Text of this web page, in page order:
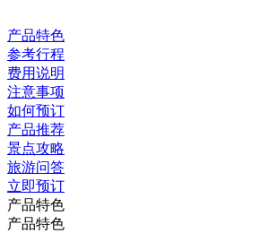
产品特色
参考行程
费用说明
注意事项
如何预订
产品推荐
景点攻略
旅游问答
立即预订
产品特色
产品特色